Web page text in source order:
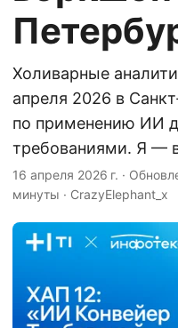
Холиварные
апреля 2026 в
по применению ИИ
требованиями. Я —
16 апреля 2026 г. ·
минуты · CrazyElephant_x